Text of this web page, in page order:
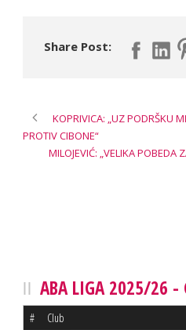
Share Post:
KOPRIVICA: „UZ PODRŠKU
PROTIV CIBONE“
MILOJEVIĆ: „VELIKA POBEDA
ABA LIGA 2025/26 -
# Club